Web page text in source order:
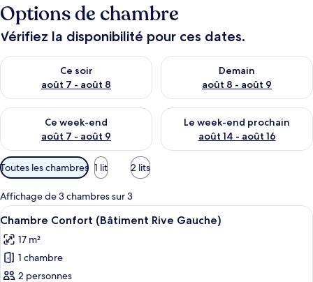
Options de chambre
Vérifiez la disponibilité pour ces dates.
Ce soir
août 7 - août 8
Vérifier la disponibilité pour ce soir août 7 - août 8
Demain
août 8 - août 9
Vérifier la disponibilité pour
Ce week-end
août 7 - août 9
Vérifier la disponibilité pour ce week-end août 7 - août 9
Le week-end prochain
août 14 - août 16
Vérifier la disponibilité pour
Filtres
disponibles
pour
les
chambres
Toutes les chambres 1 lit 2 lits
Affichage de 3 chambres sur 3
Afficher
toutes
les
photos
pour
Un lit bien fait, avec des draps
5
Chambre Confort (Bâtiment Rive Gauche)
17 m²
1 chambre
2 personnes